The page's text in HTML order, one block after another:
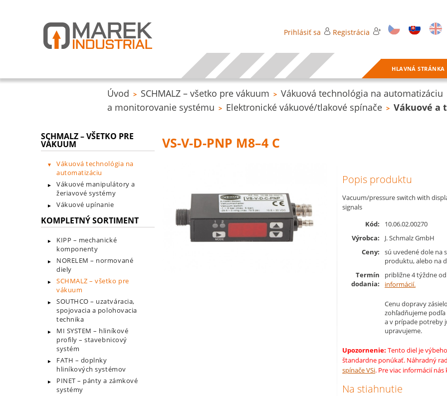
Prihlásiť sa Registrácia
HLAVNÁ STRÁNKA
Úvod > SCHMALZ – všetko pre vákuum > Vákuová technológia na automatizáciu
a monitorovanie systému > Elektronické vákuové/tlakové spínače > Vákuové a
SCHMALZ – VŠETKO PRE
VÁKUUM
Vákuová technológia na
automatizáciu
Vákuové manipulátory a
žeriavové systémy
Vákuové upínanie
KOMPLETNÝ SORTIMENT
KIPP – mechanické
komponenty
NORELEM – normované
diely
SCHMALZ – všetko pre
vákuum
SOUTHCO – uzatváracia,
spojovacia a polohovacia
technika
MI SYSTEM – hliníkové
profily – stavebnicový
systém
FATH – doplnky
hliníkových systémov
PINET – pánty a zámkové
systémy
VS-V-D-PNP M8–4 C
Popis produktu
Vacuum/pressure switch with
signals
Kód:
10.06.02.00270
Výrobca:
J. Schmalz GmbH
Ceny:
sú uvedené dole na
produktu, alebo na
Termín
dodania:
približne 4 týždne
informácií.
Cenu dopravy
zohľadňujeme
a v prípade potreby
upravujeme.
Upozornenie: Tento diel je
štandardne ponúkať. Náhradný
spínače VSi. Pre viac informácií
Na stiahnutie